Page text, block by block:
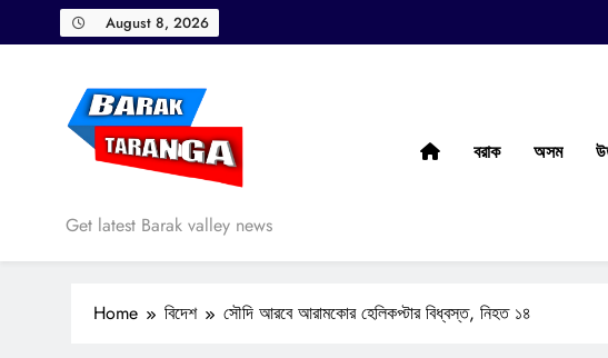
to
August 8, 2026
Barak Taranga
Get latest Barak valley news
বরাক অসম
Home বিদেশ সৌদি আরবে আরামকোর হেলিকপ্টার বিধ্বস্ত, নিহত ১৪